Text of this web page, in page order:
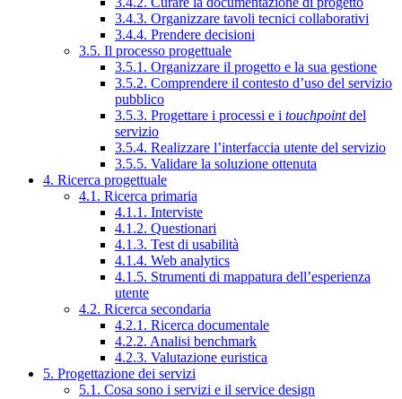
3.4.3. Organizzare tavoli tecnici collaborativi
3.4.4. Prendere decisioni
3.5. Il processo progettuale
3.5.1. Organizzare il progetto e la sua gestione
3.5.2. Comprendere il contesto d’uso del servizio
pubblico
3.5.3. Progettare i processi e i touchpointdel
servizio
3.5.4. Realizzare l’interfaccia utente del servizio
3.5.5. Validare la soluzione ottenuta
4. Ricerca progettuale
4.1. Ricerca primaria
4.1.1. Interviste
4.1.2. Questionari
4.1.3. Test di usabilità
4.1.4. Web analytics
4.1.5. Strumenti di mappatura dell’esperienza
utente
4.2. Ricerca secondaria
4.2.1. Ricerca documentale
4.2.2. Analisi benchmark
4.2.3. Valutazione euristica
5. Progettazione dei servizi
5.1. Cosa sono i servizi e il service design